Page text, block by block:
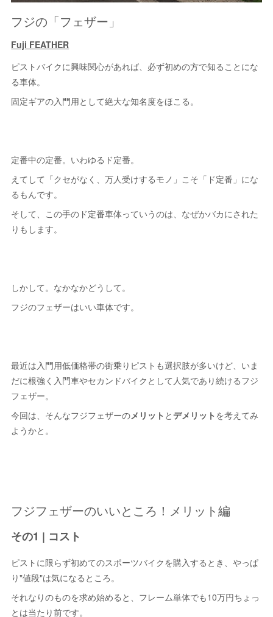
フジの「フェザー」
Fuji FEATHER
ピストバイクに興味関心があれば、必ず初めの方で知ることにな
る車体。
固定ギアの入門用として絶大な知名度をほこる。
定番中の定番。いわゆるド定番。
えてして「クセがなく、万人受けするモノ」こそ「ド定番」にな
るもんです。
そして、この手のド定番車体っていうのは、なぜかバカにされた
りもします。
しかして。なかなかどうして。
フジのフェザーはいい車体です。
最近は入門用低価格帯の街乗りピストも選択肢が多いけど、いま
だに根強く入門車やセカンドバイクとして人気であり続けるフジ
フェザー。
今回は、そんなフジフェザーのメリット とデメリット を考えてみ
ようかと。
フジフェザーのいいところ！メリット編
その1 | コスト
ピストに限らず初めてのスポーツバイクを購入するとき、やっぱ
り"値段"は気になるところ。
それなりのものを求め始めると、フレーム単体でも10万円ちょっ
とは当たり前です。